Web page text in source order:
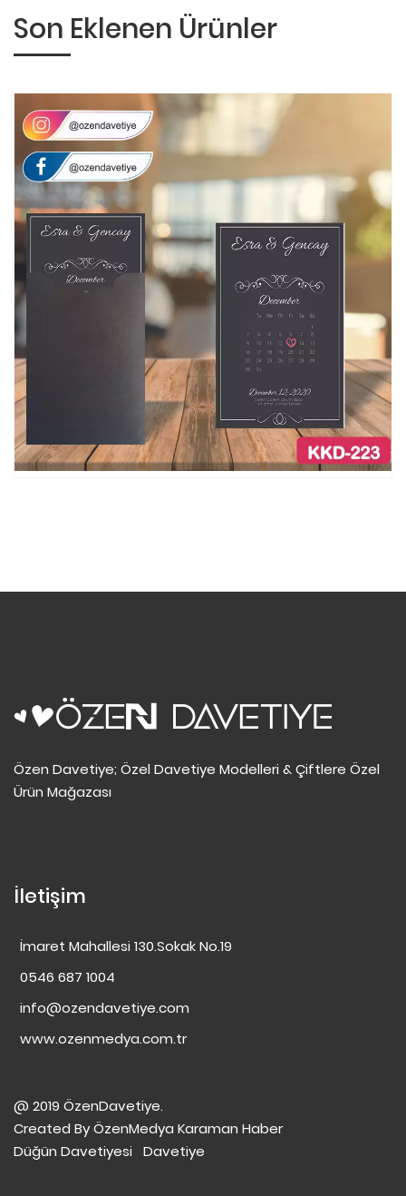
Son Eklenen Ürünler
Özen Davetiye; Özel Davetiye Modelleri & Çiftlere Özel
Ürün Mağazası
İletişim
İmaret Mahallesi 130.Sokak No.19
0546 687 1004
info@ozendavetiye.com
www.ozenmedya.com.tr
@ 2019 ÖzenDavetiye.
Created ByÖzenMedya Karaman Haber
Düğün Davetiyesi
Davetiye